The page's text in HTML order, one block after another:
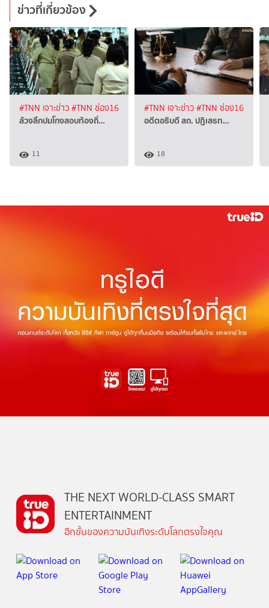
ข่าวที่เกี่ยวข้อง
#TNN เจาะข่าว#TNN ช่อง16
ล้วงลึกปมโกงสอบท้องถิ่…
11
#TNN เจาะข่าว#TNN ช่อง16
อดีตอธิบดี สถ. ปฏิเสธท…
18
THE NEXT WORLD-CLASS SMART
ENTERTAINMENT
อีกขั้นของความบันเทิงระดับโลกตรงใจคุณ